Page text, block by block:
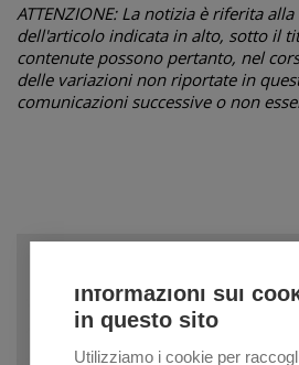
ATTENZIONE: La notizia è riferita
dell'articolo indicata in alto, sotto il
contenute possono pertanto, nel
delle variazioni non riportate in
comunicazioni successive o non
Informazioni sui
in questo sito
Utilizziamo i cookie per